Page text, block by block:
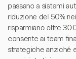
passano a sistemi
riduzione del 50%
risparmiano oltre
consente ai team
strategiche anziché